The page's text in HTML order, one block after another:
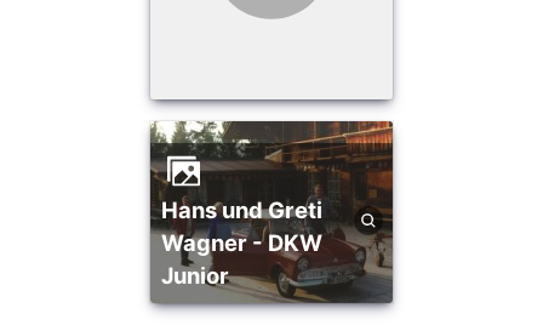
Hans und Greti
Wagner - DKW
Junior